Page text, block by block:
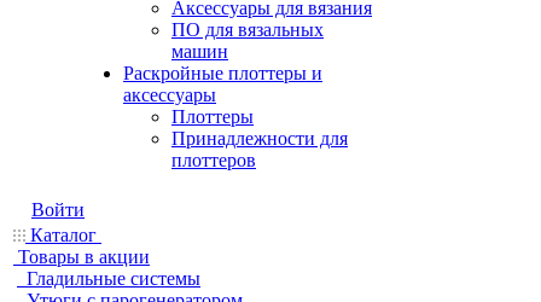
Аксессуары для вязания
ПО для вязальных
машин
Раскройные плоттеры и
аксессуары
Плоттеры
Принадлежности для
плоттеров
Войти
Каталог
Товары в акции
Гладильные системы